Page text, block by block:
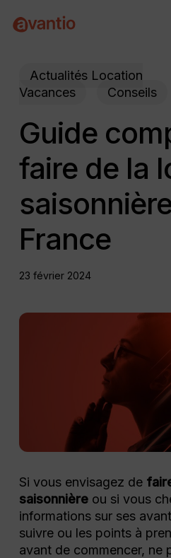
Actualités Location
Vacances
Conseils
Guide
faire de la
France
23 février 2024
Si vous envisagez de
saisonnièreou si vous
informations sur ses
suivre ou les points à
avant de commencer, ne